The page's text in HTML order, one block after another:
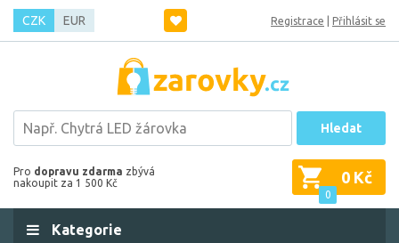
CZK EUR Registrace Přihlásit se
Hledat
Pro dopravu zdarma zbývá
nakoupit za 1 500 Kč
0
0 Kč
Kategorie